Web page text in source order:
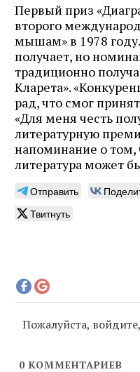
Первый приз
второго
мышам» в 1978
получает, но
традиционно
Кларета».
рад, что смог
«Для меня честь
литературную
напоминание о том,
литература может
Отправить
Твитнуть
Пожалуйста,
0 КОММЕНТАРИЕВ